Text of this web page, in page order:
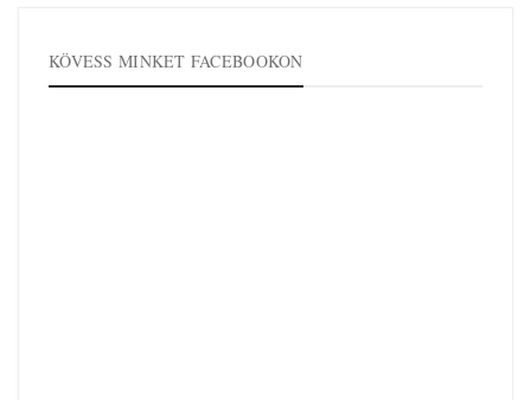
KÖVESS MINKET FACEBOOKON